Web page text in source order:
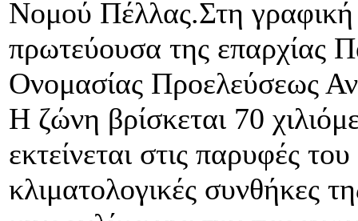
Νομού Πέλλας.Στη
πρωτεύουσα της επαρχίας
Ονομασίας Προελεύσεως
Η ζώνη βρίσκεται 70
εκτείνεται στις παρυφές
κλιματολογικές συνθήκες